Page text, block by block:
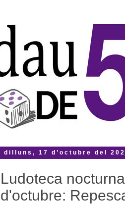
dilluns, 17 d’octubre del
Ludoteca
d'octubre: